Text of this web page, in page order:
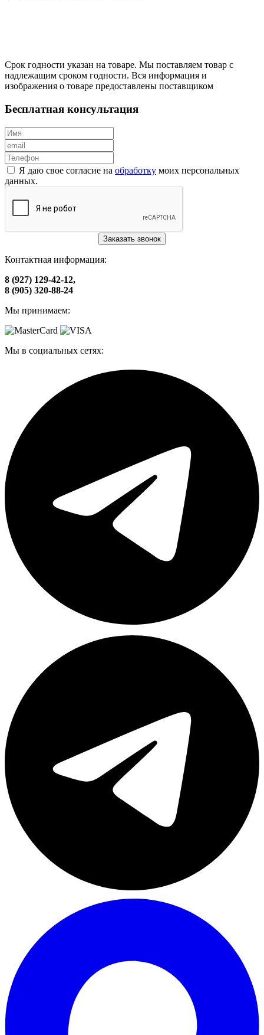
Срок годности указан на товаре. Мы поставляем товар с
надлежащим сроком годности. Вся информация и
изображения о товаре предоставлены поставщиком
Бесплатная консультация
Я даю свое согласие на обработку моих персональных
данных.
Заказать звонок
Контактная информация:
8 (927) 129-42-12,
8 (905) 320-88-24
Мы принимаем:
Мы в социальных сетях: